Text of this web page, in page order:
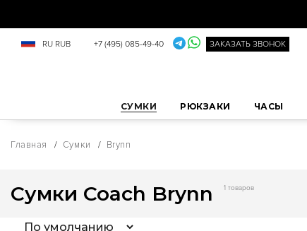
RU RUB +7 (495) 085-49-40 ЗАКАЗАТЬ ЗВОНОК
СУМКИ РЮКЗАКИ ЧАСЫ
Главная / Сумки / Brynn
Сумки Coach Brynn 1 товаров